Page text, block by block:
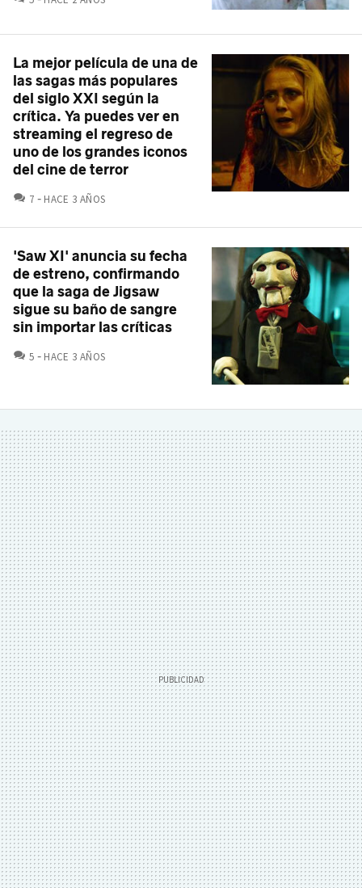
La mejor película de una de
las sagas más populares
del siglo XXI según la
crítica. Ya puedes ver en
streaming el regreso de
uno de los grandes iconos
del cine de terror
7 COMENTARIOS
HACE 3 AÑOS
'Saw XI' anuncia su fecha
de estreno, confirmando
que la saga de Jigsaw
sigue su baño de sangre
sin importar las críticas
5 COMENTARIOS
HACE 3 AÑOS